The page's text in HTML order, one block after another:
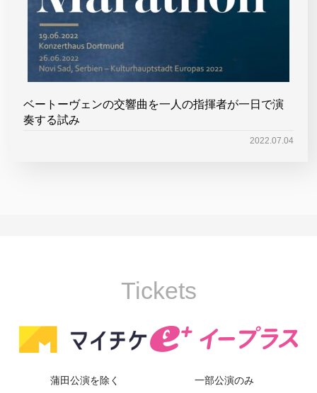
ベートーヴェンの交響曲を一人の指揮者が一日で演
奏する試み
2022.07.04
Tickets
蒲田公演を除く 一部公演のみ